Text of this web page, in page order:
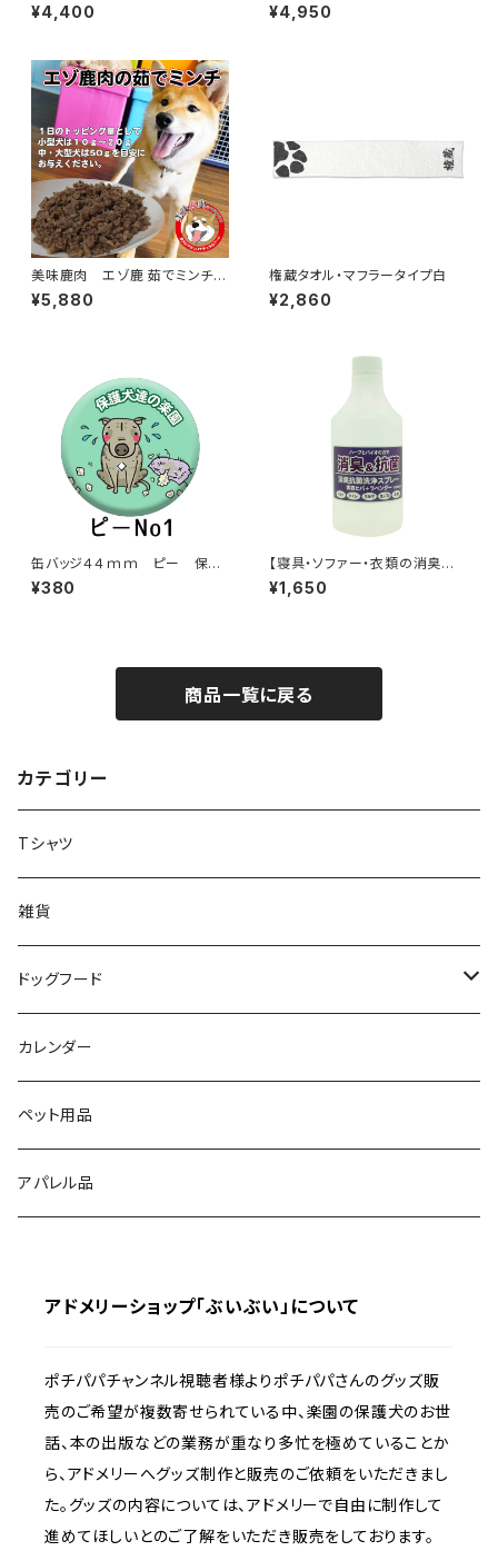
ピンク 保護犬達の楽園限定品
¥4,400 280g（70g×４）
¥4,950
美味鹿肉 エゾ鹿 茹でミンチ
２ｋｇ（100ｇ×20パック）
¥5,880
権蔵タオル・マフラータイプ白
¥2,860
缶バッジ４４ｍｍ ピー 保護
犬達の楽園バッジ【送料無料】
¥380
【寝具・ソファー・衣類の消臭に】
青森ヒバ+ラベンダー！消臭抗菌
洗浄スプレー大容量500ｍｌ
¥1,650
商品一覧に戻る
カテゴリー
Tシャツ
雑貨
ドッグフード
エゾ鹿ジャーキー
カレンダー
ペット用品
アパレル品
アドメリーショップ「ぶいぶい」について
ポチパパチャンネル視聴者様よりポチパパさんのグッズ販
売のご希望が複数寄せられている中、楽園の保護犬のお世
話、本の出版などの業務が重なり多忙を極めていることか
ら、アドメリーへグッズ制作と販売のご依頼をいただきまし
た。グッズの内容については、アドメリーで自由に制作して
進めてほしいとのご了解をいただき販売をしております。